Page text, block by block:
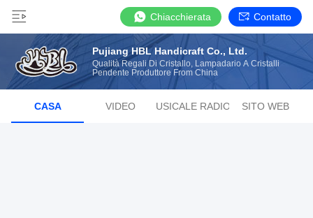
Chiacchierata Contatto
Pujiang HBL Handicraft Co., Ltd.
Qualità Regali Di Cristallo, Lampadario A Cristalli
Pendente Produttore From China
CASA VIDEO
LISTA MUSICALE RADIOFONICASITO WEB